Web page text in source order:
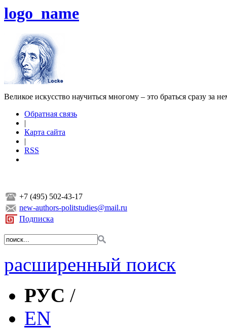
logo_name
Великое искусство научиться многому – это браться сразу за
Обратная связь
|
Карта сайта
|
RSS
+7 (495) 502-43-17
new-authors-politstudies@mail.ru
Подписка
расширенный поиск
РУС /
EN